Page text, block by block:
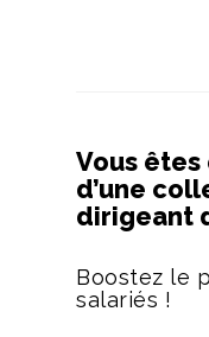
Vous êtes
d’une
dirigeant
Boostez le
salariés !